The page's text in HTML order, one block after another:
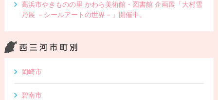
高浜市やきものの里 かわら美術館・図書館 企画展「大村雪
乃展 －シールアートの世界－」開催中。
岡崎市
碧南市